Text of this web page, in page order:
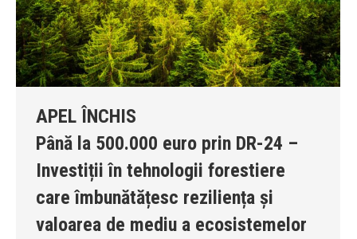
APEL ÎNCHIS
Până la 500.000 euro prin DR-24 –
Investiții în tehnologii forestiere
care îmbunătățesc reziliența și
valoarea de mediu a ecosistemelor